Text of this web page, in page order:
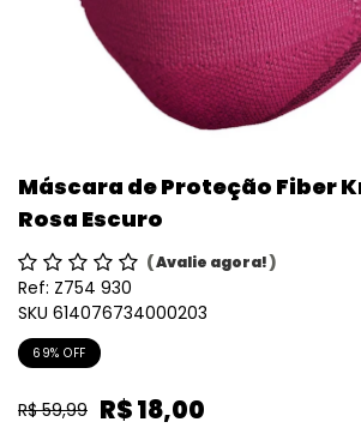
Máscara de Proteção Fiber
Rosa Escuro
(Avalie agora!)
Ref: Z754 930
SKU 614076734000203
69% OFF
R$ 59,99 R$ 18,00